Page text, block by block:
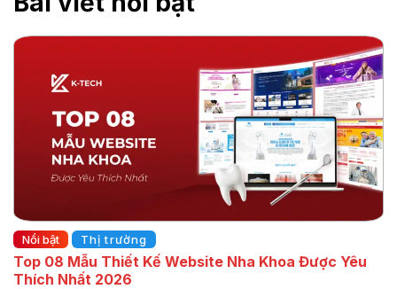
Nổi bật Thị trường
Top 08 Mẫu Thiết Kế Website Nha Khoa Được Yêu
Thích Nhất 2026